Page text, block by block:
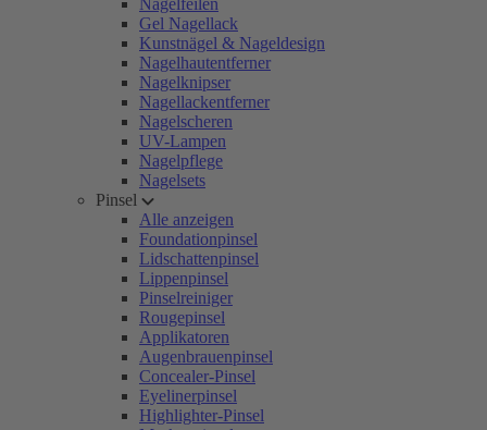
Nagelfeilen
Gel Nagellack
Kunstnägel & Nageldesign
Nagelhautentferner
Nagelknipser
Nagellackentferner
Nagelscheren
UV-Lampen
Nagelpflege
Nagelsets
Pinsel
Alle anzeigen
Foundationpinsel
Lidschattenpinsel
Lippenpinsel
Pinselreiniger
Rougepinsel
Applikatoren
Augenbrauenpinsel
Concealer-Pinsel
Eyelinerpinsel
Highlighter-Pinsel